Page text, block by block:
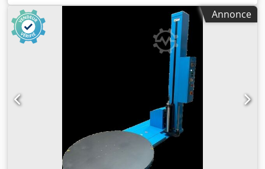
Seules la mise en place et la séparation du film doivent
encore être effectuées manuellement sur cette
banderoleuse. Le modèle est stable avec un poids de 600
kg et conçu pour des charges allant jusqu'à 1500 kg. La
KVK 1S Economic dispose d'un plateau tournant de 1500
mm et peut banderoler des palettes jusqu'à 2250 mm de
hauteur. Avec des vitesses réglables du plateau tournant
et du chariot de film, ainsi que le frein mécanique vous
pouvez adapter le banderolage automatique à votre
produit. La reconnaissance automatique de vos palettes va
de soi, tout comme les banderolages de tête et de pied
réglables. Vous disposez de programmes pour le
banderolage "uniquement en haut", "en haut et en bas"
Annonce